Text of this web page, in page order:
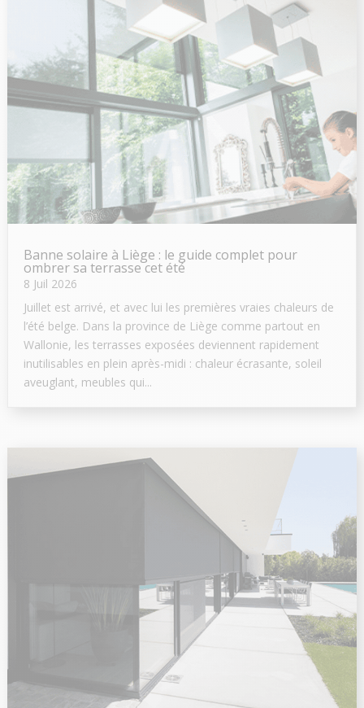
Banne solaire à Liège : le guide complet pour
ombrer sa terrasse cet été
8 Juil 2026
Juillet est arrivé, et avec lui les premières vraies chaleurs de
l’été belge. Dans la province de Liège comme partout en
Wallonie, les terrasses exposées deviennent rapidement
inutilisables en plein après-midi : chaleur écrasante, soleil
aveuglant, meubles qui...